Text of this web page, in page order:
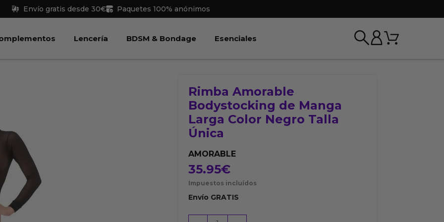
Envío gratis desde 30€ Paquetes 100% anónimos
Juguetes Abrir Complementos
Lencería Abrir Lencería
BDSM & Bondage Abrir BDSM & Bondage
Esenciales Carrito
Rimba Amorable
Bodystocking de Manga
Larga Color Negro Talla
Única
AMORABLE
35.95€
Impuestos incluídos
Envío GRATIS